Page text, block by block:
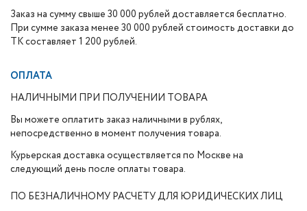
Заказ на сумму свыше 30 000 рублей доставляется бесплатно.
При сумме заказа менее 30 000 рублей стоимость доставки до
ТК составляет 1 200 рублей.
ОПЛАТА
НАЛИЧНЫМИ ПРИ ПОЛУЧЕНИИ ТОВАРА
Вы можете оплатить заказ наличными в рублях,
непосредственно в момент получения товара.
Курьерская доставка осуществляется по Москве на
следующий день после оплаты товара.
ПО БЕЗНАЛИЧНОМУ РАСЧЕТУ ДЛЯ ЮРИДИЧЕСКИХ ЛИЦ